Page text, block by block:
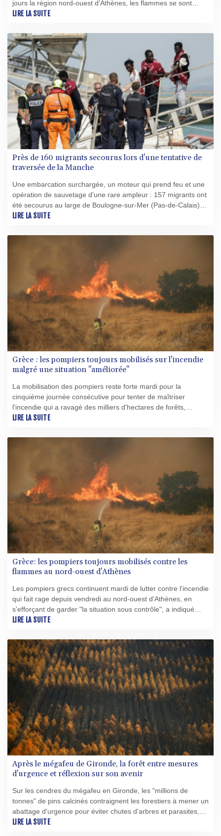
jours la région nord-ouest d'Athènes, les flammes se sont
arrêtées littéralement aux portes de sa villa.
LIRE LA SUITE
Près de 160 migrants secourus lors d'une tentative de
traversée de la Manche
Une embarcation surchargée, un moteur qui prend feu et une
opération de sauvetage d'une rare ampleur : 157 migrants ont
été secourus au large de Boulogne-sur-Mer (Pas-de-Calais)
mardi alors qu'ils tentaient de rejoindre clandestinement le
LIRE LA SUITE
Grèce : les pompiers toujours mobilisés sur l'incendie
malgré une situation "améliorée"
La mobilisation des pompiers reste forte mardi pour la
cinquième journée consécutive pour tenter de maîtriser
l'incendie qui a ravagé des milliers d'hectares de forêts,
maquis et terres agricoles au nord-ouest d'Athènes, malgré
LIRE LA SUITE
Grèce: les pompiers toujours mobilisés contre les
flammes au nord-ouest d'Athènes
Les pompiers grecs continuent mardi de lutter contre l'incendie
qui fait rage depuis vendredi au nord-ouest d'Athènes, en
s'efforçant de garder "la situation sous contrôle", a indiqué
mardi leur porte-parole.
LIRE LA SUITE
Après le mégafeu de Gironde, la forêt entre mesures
d'urgence et réflexion sur son avenir
Sur les cendres du mégafeu en Gironde, les "millions de
tonnes" de pins calcinés contraignent les forestiers à mener un
abattage d'urgence pour éviter chutes d'arbres et parasites,
ainsi qu'une réflexion sur l'avenir du massif.
LIRE LA SUITE